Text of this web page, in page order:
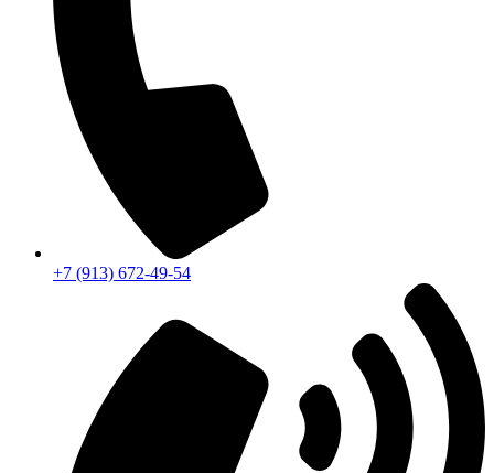
+7 (913) 672-49-54